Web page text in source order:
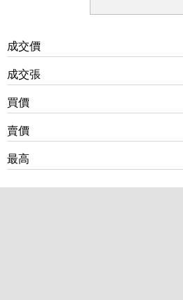
成交價
成交張
買價
賣價
最高